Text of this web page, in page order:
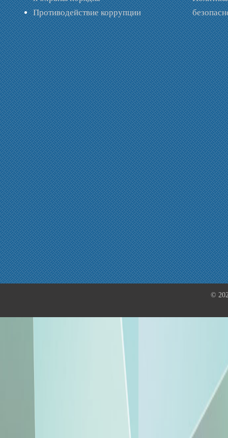
Противодействие коррупции
©